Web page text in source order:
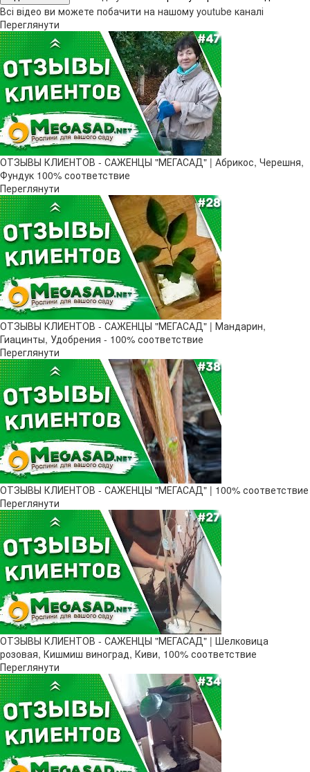
Всі відео ви можете побачити на нашому youtube каналі
Переглянути
ОТЗЫВЫ КЛИЕНТОВ - САЖЕНЦЫ "МЕГАСАД" | Абрикос, Черешня,
Фундук 100% соответствие
Переглянути
ОТЗЫВЫ КЛИЕНТОВ - САЖЕНЦЫ "МЕГАСАД" | Мандарин,
Гиацинты, Удобрения - 100% соответствие
Переглянути
ОТЗЫВЫ КЛИЕНТОВ - САЖЕНЦЫ "МЕГАСАД" | 100% соответствие
Переглянути
ОТЗЫВЫ КЛИЕНТОВ - САЖЕНЦЫ "МЕГАСАД" | Шелковица
розовая, Кишмиш виноград, Киви, 100% соответствие
Переглянути